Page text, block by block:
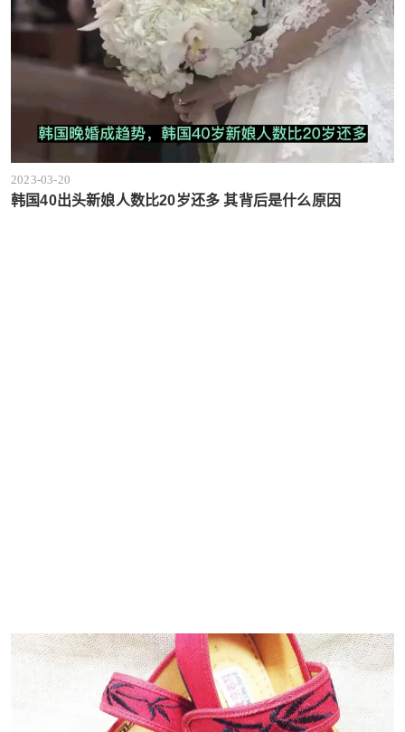
2023-03-20
韩国40出头新娘人数比20岁还多 其背后是什么原因